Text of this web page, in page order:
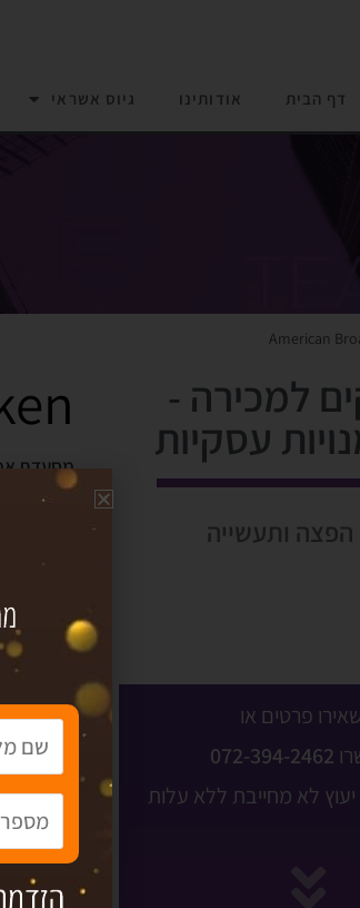
דף הבית אודותינו גיוס אשראי
American
למכירה -
עסקיות
הפצה ותעשייה
פרטים או
072-394-2462
לא מחייבת ללא עלות
מסעדת
היא רשת
המסעדה
מתמחים
מתרחבת
קטגוריה :
קבוצת insight מתחמה בתיווך עסקי, פיתוח רשתי וגיוס אשראי .
במאגרנו